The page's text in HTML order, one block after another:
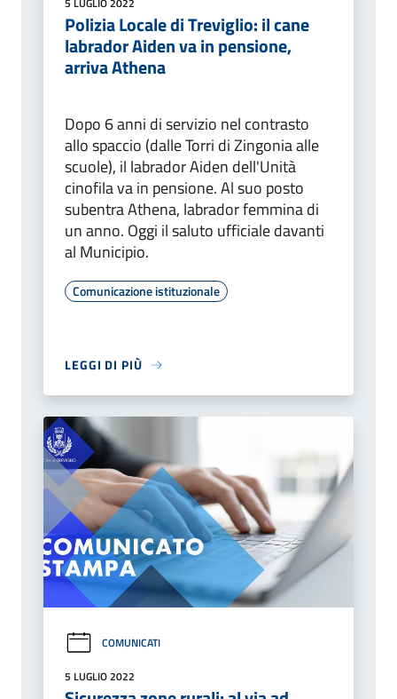
Polizia Locale di Treviglio: il cane
labrador Aiden va in pensione,
arriva Athena
Dopo 6 anni di servizio nel contrasto
allo spaccio (dalle Torri di Zingonia alle
scuole), il labrador Aiden dell'Unità
cinofila va in pensione. Al suo posto
subentra Athena, labrador femmina di
un anno. Oggi il saluto ufficiale davanti
al Municipio.
Comunicazione istituzionale
LEGGI DI PIÙ
COMUNICATI
5 LUGLIO 2022